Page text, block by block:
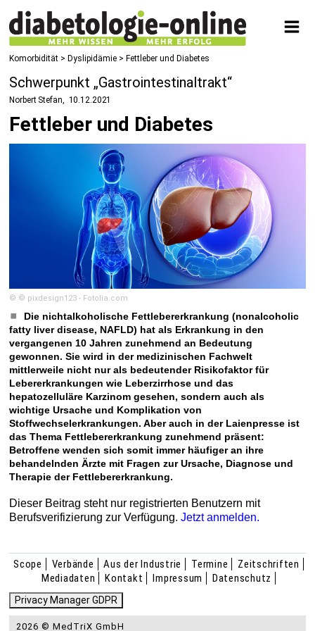
Komorbidität >Dyslipidämie > Fettleber und Diabetes
Schwerpunkt „Gastrointestinaltrakt“
Norbert Stefan 10.12.2021
Fettleber und Diabetes
© © pixdesign123 - Fotolia.com
Die nichtalkoholische Fettlebererkrankung (nonalcoholic
fatty liver disease, NAFLD) hat als Erkrankung in den
vergangenen 10 Jahren zunehmend an Bedeutung
gewonnen. Sie wird in der medizinischen Fachwelt
mittlerweile nicht nur als bedeutender Risikofaktor für
Lebererkrankungen wie Leberzirrhose und das
hepatozelluläre Karzinom gesehen, sondern auch als
wichtige Ursache und Komplikation von
Stoffwechselerkrankungen. Aber auch in der Laienpresse ist
das Thema Fettlebererkrankung zunehmend präsent:
Betroffene wenden sich somit immer häufiger an ihre
behandelnden Ärzte mit Fragen zur Ursache, Diagnose und
Therapie der Fettlebererkrankung.
Dieser Beitrag steht nur registrierten Benutzern mit
Berufsverifizierung zur Verfügung.Jetzt anmelden.
Scope Verbände Aus der Industrie Termine
Zeitschriften
Mediadaten
Kontakt Impressum Datenschutz
Privacy Manager GDPR
2026 © MedTriX GmbH